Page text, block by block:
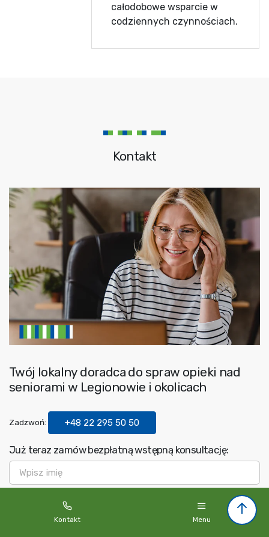
całodobowe wsparcie w
codziennych czynnościach.
Kontakt
Twój lokalny doradca do spraw opieki nad
seniorami w Legionowie i okolicach
Zadzwoń: +48 22 295 50 50
Już teraz zamów bezpłatną wstępną konsultację:
Imię
Kontakt Menu